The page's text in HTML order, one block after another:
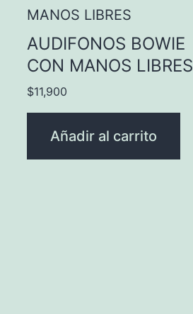
AUDIFONOS BOWIE
CON MANOS LIBRES
$11,900
Añadir al carrito